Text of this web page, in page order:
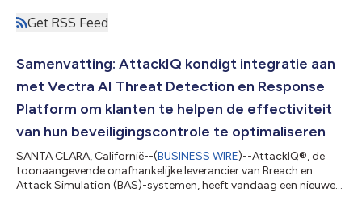
Get RSS Feed
Samenvatting: AttackIQ kondigt integratie aan
met Vectra AI Threat Detection en Response
Platform om klanten te helpen de effectiviteit
van hun beveiligingscontrole te optimaliseren
SANTA CLARA, Californië--(BUSINESS WIRE)--AttackIQ®, de
toonaangevende onafhankelijke leverancier van Breach en
Attack Simulation (BAS)-systemen, heeft vandaag een nieuwe